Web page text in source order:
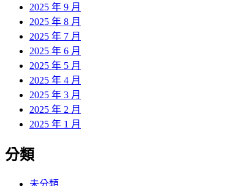
2025 年 9 月
2025 年 8 月
2025 年 7 月
2025 年 6 月
2025 年 5 月
2025 年 4 月
2025 年 3 月
2025 年 2 月
2025 年 1 月
分類